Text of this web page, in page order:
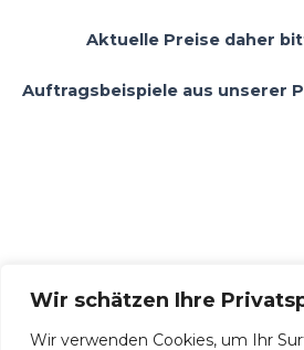
Wir schätzen Ihre
Wir verwenden Cookies, um Ihr
Aktuelle Preise daher
Auftragsbeispiele aus unserer